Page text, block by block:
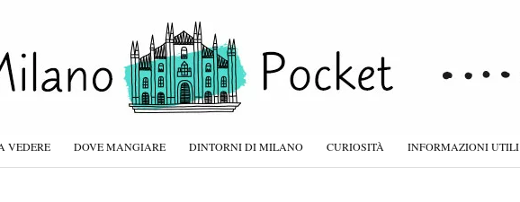
VEDERE DOVE MANGIARE DINTORNI DI MILANO CURIOSITÀ INFORMAZIONI UTILI